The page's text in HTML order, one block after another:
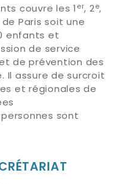
couvre les 1 er, 2e,
Paris soit une
enfants et
de service
de prévention des
Il assure de surcroit
et régionales de
sont